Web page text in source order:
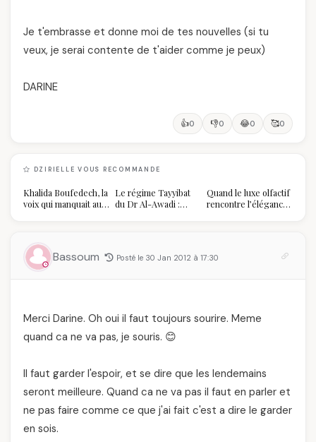
Je t'embrasse et donne moi de tes nouvelles (si tu
veux, je serai contente de t'aider comme je peux)
DARINE
👍0 👎0 😂0 🥰0
DZIRIELLE VOUS RECOMMANDE
Khalida Boufedech, la
voix qui manquait au
Le régime Tayyibat
du Dr Al-Awadi :
vraiment savoir
Quand le luxe olfactif
rencontre l’élégance
Bassoum Posté le 30 Jan 2012 à 17:30
Merci Darine. Oh oui il faut toujours sourire. Meme
quand ca ne va pas, je souris. 😊
Il faut garder l'espoir, et se dire que les lendemains
seront meilleure. Quand ca ne va pas il faut en parler et
ne pas faire comme ce que j'ai fait c'est a dire le garder
en sois.